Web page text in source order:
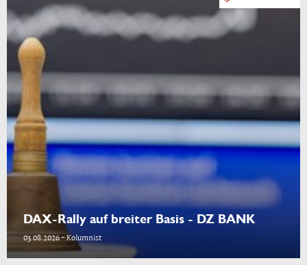
DAX-Rally auf breiter Basis - DZ BANK
03.08.2026 - Kolumnist